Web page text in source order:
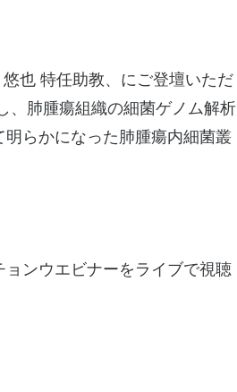
也 特任助教、にご登壇いただ
、肺腫瘍組織の細菌ゲノム解析
らかになった肺腫瘍内細菌叢
ンウエビナーをライブで視聴